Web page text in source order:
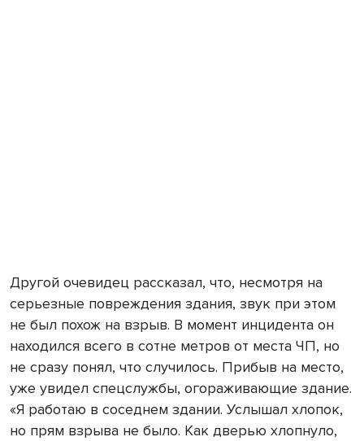
Другой очевидец рассказал, что, несмотря на
серьезные повреждения здания, звук при этом
не был похож на взрыв. В момент инцидента он
находился всего в сотне метров от места ЧП, но
не сразу понял, что случилось. Прибыв на место,
уже увидел спецслужбы, огораживающие здание.
«Я работаю в соседнем здании. Услышал хлопок,
но прям взрыва не было. Как дверью хлопнуло,